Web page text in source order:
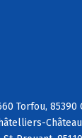
Torfou, 85390